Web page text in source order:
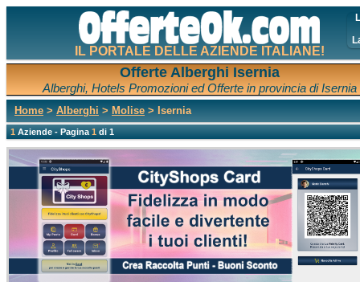
IL PORTALE DELLE AZIENDE ITALIANE!
Offerte Alberghi Isernia
Alberghi, Hotels Promozioni ed Offerte in provincia di Isernia
Home > Alberghi > Molise > Isernia
1Aziende - Pagina1di 1